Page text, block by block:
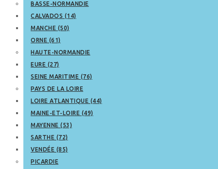
BASSE-NORMANDIE
CALVADOS (14)
MANCHE (50)
ORNE (61)
HAUTE-NORMANDIE
EURE (27)
SEINE MARITIME (76)
PAYS DE LA LOIRE
LOIRE ATLANTIQUE (44)
MAINE-ET-LOIRE (49)
MAYENNE (53)
SARTHE (72)
VENDÉE (85)
PICARDIE